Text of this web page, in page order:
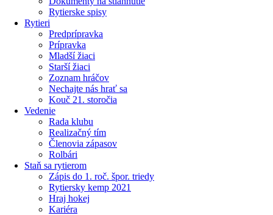
Rytierske spisy
Rytieri
Predprípravka
Prípravka
Mladší žiaci
Starší žiaci
Zoznam hráčov
Nechajte nás hrať sa
Kouč 21. storočia
Vedenie
Rada klubu
Realizačný tím
Členovia zápasov
Rolbári
Staň sa rytierom
Zápis do 1. roč. špor. triedy
Rytiersky kemp 2021
Hraj hokej
Kariéra